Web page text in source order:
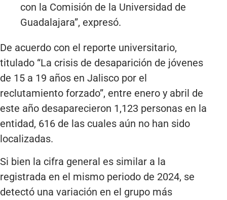
con la Comisión de la Universidad de
Guadalajara”, expresó.
De acuerdo con el reporte universitario,
titulado “La crisis de desaparición de jóvenes
de 15 a 19 años en Jalisco por el
reclutamiento forzado”, entre enero y abril de
este año desaparecieron 1,123 personas en la
entidad, 616 de las cuales aún no han sido
localizadas.
Si bien la cifra general es similar a la
registrada en el mismo periodo de 2024, se
detectó una variación en el grupo más